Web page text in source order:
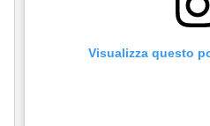
Visualizza questo